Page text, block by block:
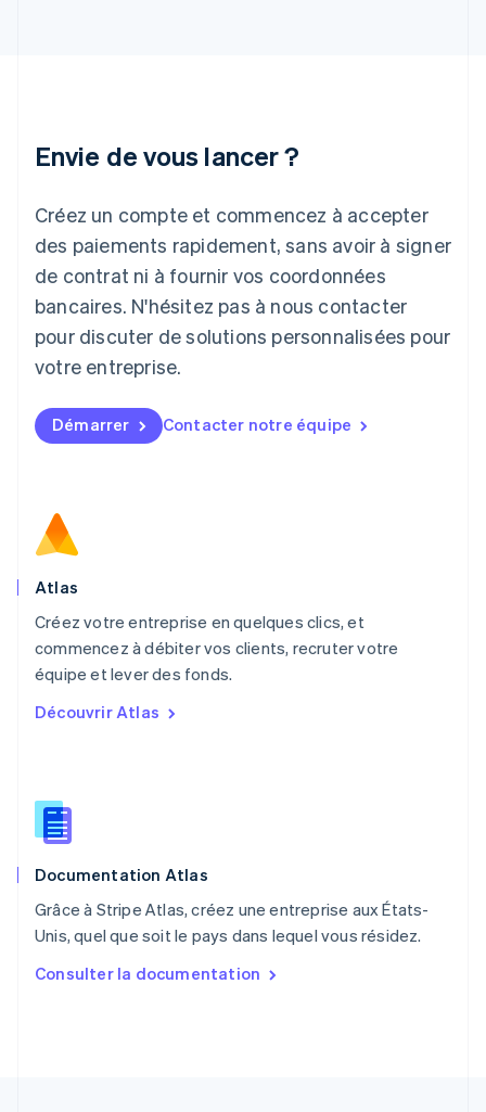
Envie de vous lancer ?
Créez un compte et commencez à accepter
des paiements rapidement, sans avoir à signer
de contrat ni à fournir vos coordonnées
bancaires. N'hésitez pas à nous contacter
pour discuter de solutions personnalisées pour
votre entreprise.
Démarrer Contacter notre équipe
Atlas
Créez votre entreprise en quelques clics, et
commencez à débiter vos clients, recruter votre
équipe et lever des fonds.
Découvrir Atlas
Documentation Atlas
Grâce à Stripe Atlas, créez une entreprise aux États-
Unis, quel que soit le pays dans lequel vous résidez.
Consulter la documentation
Japon
Lettonie
English
Liechtenstein
DeutschEnglish
Lituanie
Luxembourg
FrançaisDeutschEnglish
English简体中文
Malte
English
Nouvelle-Zélande
English
NederlandsEnglish
Pologne
English
PortuguêsEnglish
English
Roumanie
Royaume-Uni
Singapour
English简体中文
English